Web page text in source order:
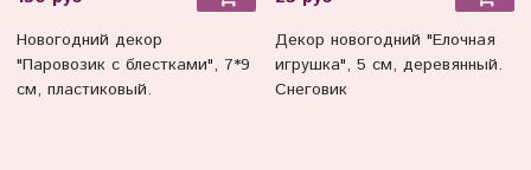
Новогодний декор
"Паровозик с блестками", 7*9
см, пластиковый.
Декор новогодний "Елочная
игрушка", 5 см, деревянный.
Снеговик